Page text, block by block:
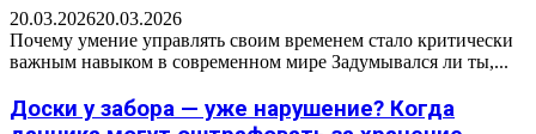
20.03.202620.03.2026
Почему умение управлять своим временем стало критически
важным навыком в современном мире Задумывался ли ты,...
Доски у забора — уже нарушение? Когда